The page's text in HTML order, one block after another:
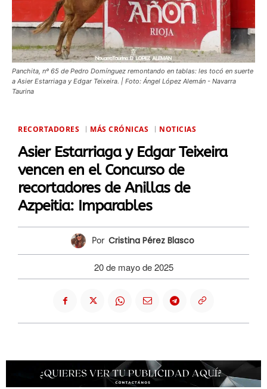
Panchita, nº 65 de Pedro Domínguez remontando en tablas: les tocó en suerte
a Asier Estarriaga y Edgar Teixeira. | Foto: Ángel López Alemán - Navarra
Taurina
RECORTADORES MÁS CRÓNICAS NOTICIAS
Asier Estarriaga y Edgar Teixeira
vencen en el Concurso de
recortadores de Anillas de
Azpeitia: Imparables
Por Cristina Pérez Blasco
20 de mayo de 2025